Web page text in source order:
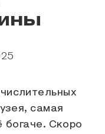
самая
богаче. Скоро